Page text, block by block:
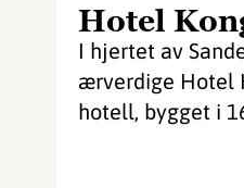
Hotel
I hjertet av
ærverdige Hotel
hotell, bygget i